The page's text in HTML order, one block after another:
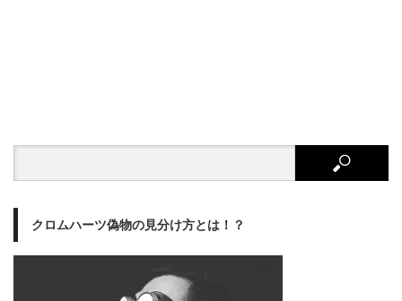
クロムハーツ偽物の見分け方とは！？